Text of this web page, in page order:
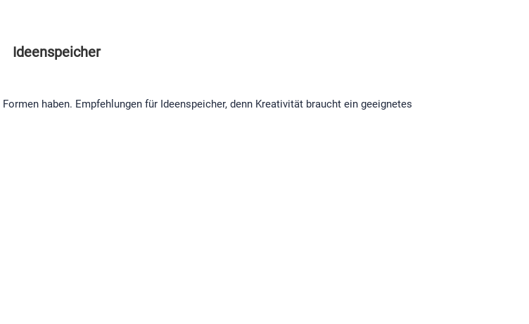
Ideenspeicher
haben. Empfehlungen für Ideenspeicher, denn Kreativität braucht ein geeignetes